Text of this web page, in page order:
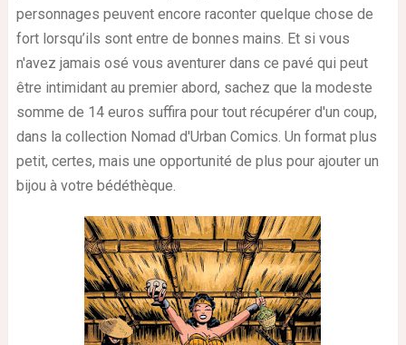
personnages peuvent encore raconter quelque chose de
fort lorsqu’ils sont entre de bonnes mains. Et si vous
n'avez jamais osé vous aventurer dans ce pavé qui peut
être intimidant au premier abord, sachez que la modeste
somme de 14 euros suffira pour tout récupérer d'un coup,
dans la collection Nomad d'Urban Comics. Un format plus
petit, certes, mais une opportunité de plus pour ajouter un
bijou à votre bédéthèque.